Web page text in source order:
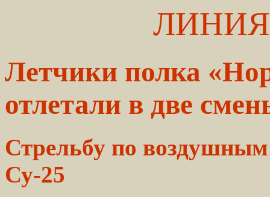
Летчики полка
отлетали в две
Стрельбу по
Су-25